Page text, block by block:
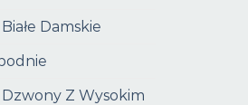
Damskie
Z Wysokim